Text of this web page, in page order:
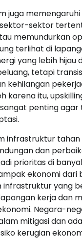
juga
sektor-sektor
memundurkan
terlihat di
yang lebih hijau
tetapi
kehilangan
karena itu,
penting agar
infrastruktur tahan
dan
prioritas di
ekonomi dari
infrastruktur yang
kerja dan
Negara-
mitigasi dan
kerugian